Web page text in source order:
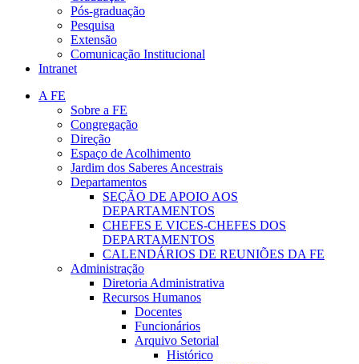
Pós-graduação
Pesquisa
Extensão
Comunicação Institucional
Intranet
A FE
Sobre a FE
Congregação
Direção
Espaço de Acolhimento
Jardim dos Saberes Ancestrais
Departamentos
SEÇÃO DE APOIO AOS
DEPARTAMENTOS
CHEFES E VICES-CHEFES DOS
DEPARTAMENTOS
CALENDÁRIOS DE REUNIÕES DA FE
Administração
Diretoria Administrativa
Recursos Humanos
Docentes
Funcionários
Arquivo Setorial
Histórico